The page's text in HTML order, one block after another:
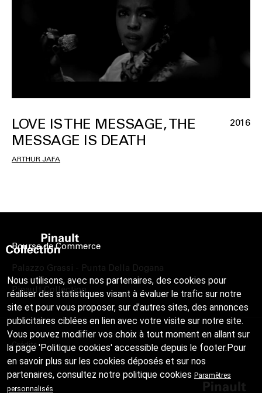
LOVE IS THE MESSAGE, THE
MESSAGE IS DEATH
2016
ARTHUR JAFA
Bourse de Commerce
Palazzo Grassi - Punta Della Dogana
Pinault Collection
Crédits
Nous utilisons, avec nos partenaires, des cookies pour
réaliser des statistiques visant à évaluer le trafic sur notre
site et pour vous proposer, sur d’autres sites, des annonces
publicitaires ciblées en lien avec votre visite sur notre site.
Vous pouvez modifier vos choix à tout moment en allant sur
la page 'Politique cookies' accessible depuis le footer.Pour
en savoir plus sur les cookies déposés et sur nos
partenaires, consultez notre politique cookies Paramètres
personnalisés